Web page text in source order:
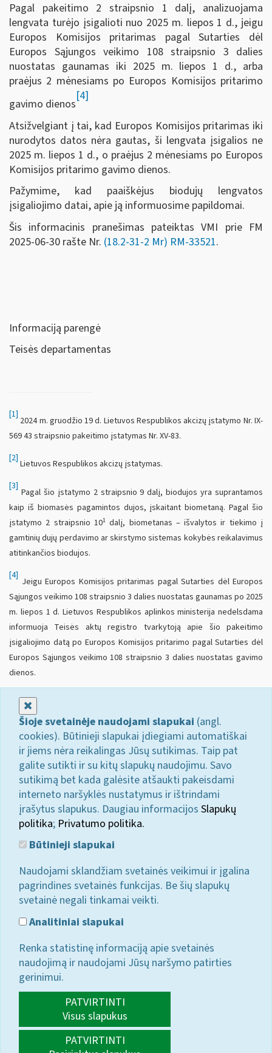
Pagal pakeitimo 2 straipsnio 1 dalį, analizuojama
lengvata turėjo įsigalioti nuo 2025 m. liepos 1 d., jeigu
Europos Komisijos pritarimas pagal Sutarties dėl
Europos Sąjungos veikimo 108 straipsnio 3 dalies
nuostatas gaunamas iki 2025 m. liepos 1 d., arba
praėjus 2 mėnesiams po Europos Komisijos pritarimo
gavimo dienos
[4]
Atsižvelgiant į tai, kad Europos Komisijos pritarimas iki
nurodytos datos nėra gautas, ši lengvata įsigalios ne
2025 m. liepos 1 d., o praėjus 2 mėnesiams po Europos
Komisijos pritarimo gavimo dienos.
Pažymime, kad paaiškėjus biodujų lengvatos
įsigaliojimo datai, apie ją informuosime papildomai.
Šis informacinis pranešimas pateiktas VMI prie FM
2025-06-30 rašte Nr. (18.2-31-2 Mr) RM-33521.
Informaciją parengė
Teisės departamentas
[1]
2024 m. gruodžio 19 d. Lietuvos Respublikos akcizų įstatymo Nr. IX-
569 43 straipsnio pakeitimo įstatymas Nr. XV-83.
[2]
Lietuvos Respublikos akcizų įstatymas.
[3]
Pagal šio įstatymo 2 straipsnio 9 dalį, biodujos yra suprantamos
kaip iš biomasės pagamintos dujos, įskaitant biometaną. Pagal šio
įstatymo 2 straipsnio 101dalį, biometanas – išvalytos ir tiekimo į
gamtinių dujų perdavimo ar skirstymo sistemas kokybės reikalavimus
atitinkančios biodujos.
[4]
Jeigu Europos Komisijos pritarimas pagal Sutarties dėl Europos
Sąjungos veikimo 108 straipsnio 3 dalies nuostatas gaunamas po 2025
m. liepos 1 d. Lietuvos Respublikos aplinkos ministerija nedelsdama
informuoja Teisės aktų registro tvarkytoją apie šio pakeitimo
įsigaliojimo datą po Europos Komisijos pritarimo pagal Sutarties dėl
Europos Sąjungos veikimo 108 straipsnio 3 dalies nuostatas gavimo
dienos.
Šioje svetainėje naudojami slapukai (angl.
cookies). Būtinieji slapukai įdiegiami automatiškai
ir jiems nėra reikalingas Jūsų sutikimas. Taip pat
galite sutikti ir su kitų slapukų naudojimu. Savo
sutikimą bet kada galėsite atšaukti pakeisdami
interneto naršyklės nustatymus ir ištrindami
įrašytus slapukus. Daugiau informacijos Slapukų
politika; Privatumo politika.
Būtinieji slapukai
Naudojami sklandžiam svetainės veikimui ir įgalina
pagrindines svetainės funkcijas. Be šių slapukų
svetainė negali tinkamai veikti.
Analitiniai slapukai
Renka statistinę informaciją apie svetainės
naudojimą ir naudojami Jūsų naršymo patirties
gerinimui.
PATVIRTINTI
Visus slapukus
PATVIRTINTI